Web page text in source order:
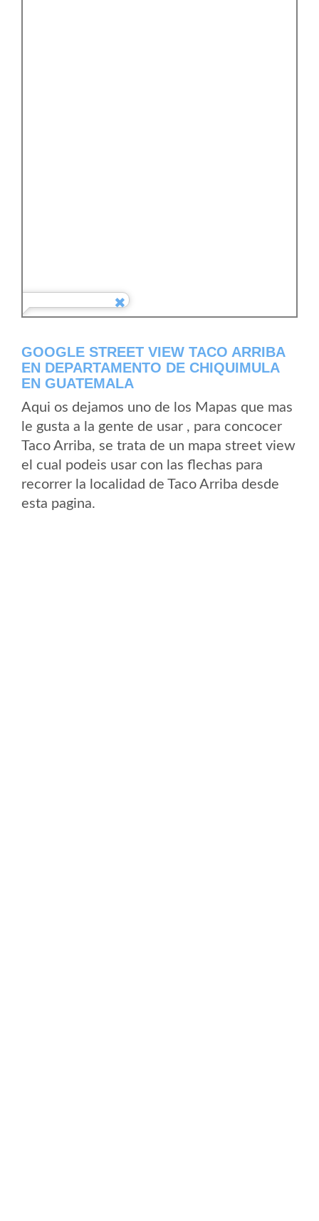
GOOGLE STREET VIEW TACO ARRIBA
EN DEPARTAMENTO DE CHIQUIMULA
EN GUATEMALA
Aqui os dejamos uno de los Mapas que mas
le gusta a la gente de usar , para concocer
Taco Arriba, se trata de un mapa street view
el cual podeis usar con las flechas para
recorrer la localidad de Taco Arriba desde
esta pagina.